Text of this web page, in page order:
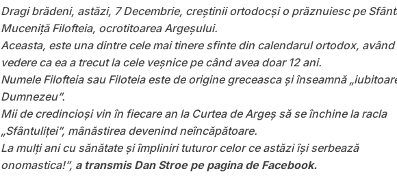
Dragi brădeni, astăzi, 7 Decembrie, creștinii ortodocși o prăznuiesc pe
Muceniță Filofteia, ocrotitoarea Argeșului.
Aceasta, este una dintre cele mai tinere sfinte din calendarul ortodox, având
vedere ca ea a trecut la cele veșnice pe când avea doar 12 ani.
Numele Filofteia sau Filoteia este de origine greceasca și înseamnă
Dumnezeu”.
Mii de credincioși vin în fiecare an la Curtea de Argeș să se închine la racla
„Sfântuliței”, mânăstirea devenind neîncăpătoare.
La mulți ani cu sănătate și împliniri tuturor celor ce astăzi își serbează
onomastica!”, a transmis Dan Stroe pe pagina de Facebook.